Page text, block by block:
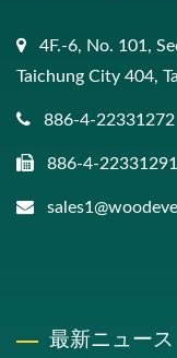
4F.-6, No. 101,
Taichung City 404,
886-4-22331272
886-4-22331291
最新ニュース